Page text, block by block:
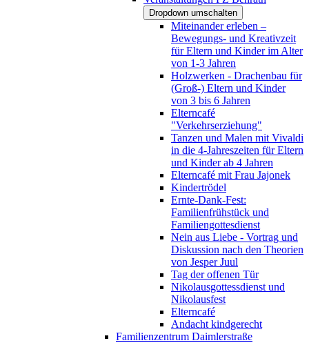
Dropdown umschalten
Miteinander erleben –
Bewegungs- und Kreativzeit
für Eltern und Kinder im Alter
von 1-3 Jahren
Holzwerken - Drachenbau für
(Groß-) Eltern und Kinder
von 3 bis 6 Jahren
Elterncafé
"Verkehrserziehung"
Tanzen und Malen mit Vivaldi
in die 4-Jahreszeiten für Eltern
und Kinder ab 4 Jahren
Elterncafé mit Frau Jajonek
Kindertrödel
Ernte-Dank-Fest:
Familienfrühstück und
Familiengottesdienst
Nein aus Liebe - Vortrag und
Diskussion nach den Theorien
von Jesper Juul
Tag der offenen Tür
Nikolausgottessdienst und
Nikolausfest
Elterncafé
Andacht kindgerecht
Familienzentrum Daimlerstraße